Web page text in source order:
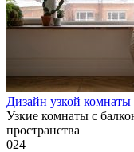
Дизайн узкой
Узкие комнаты с
пространства
024